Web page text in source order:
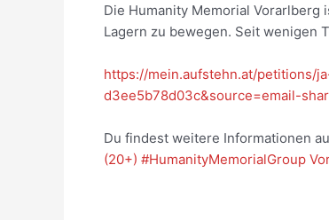
Die Humanity Memorial
Lagern zu bewegen. Seit wenigen
https://mein.aufstehn.at/petitions/
d3ee5b78d03c&source=email-
Du findest weitere Informationen
(20+) #HumanityMemorialGroup